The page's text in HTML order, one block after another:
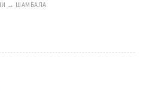
→ ШАМБАЛА